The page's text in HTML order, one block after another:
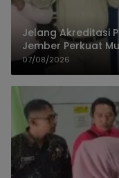
Jelang Akreditasi
Jember Perkuat
07/08/2026